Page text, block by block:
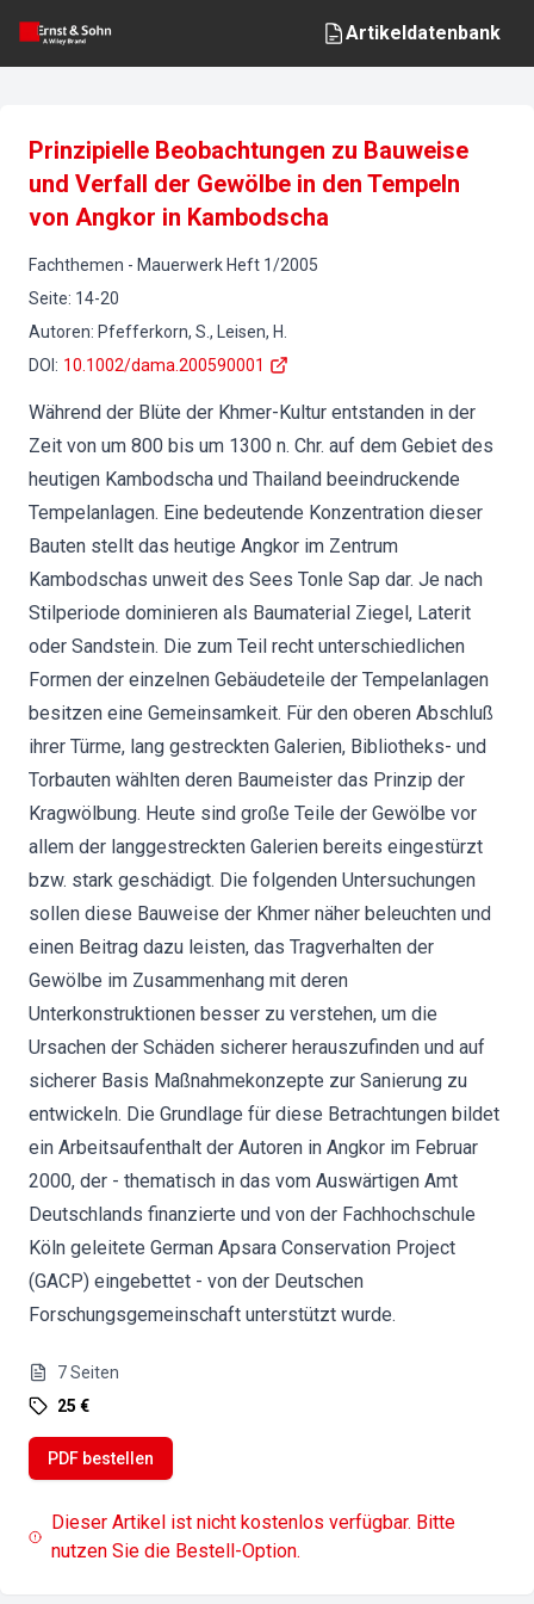
Artikeldatenbank
Prinzipielle Beobachtungen zu Bauweise
und Verfall der Gewölbe in den Tempeln
von Angkor in Kambodscha
Fachthemen - Mauerwerk Heft 1/2005
Seite: 14-20
Autoren: Pfefferkorn, S., Leisen, H.
DOI : 10.1002/dama.200590001
Während der Blüte der Khmer-Kultur entstanden in der
Zeit von um 800 bis um 1300 n. Chr. auf dem Gebiet des
heutigen Kambodscha und Thailand beeindruckende
Tempelanlagen. Eine bedeutende Konzentration dieser
Bauten stellt das heutige Angkor im Zentrum
Kambodschas unweit des Sees Tonle Sap dar. Je nach
Stilperiode dominieren als Baumaterial Ziegel, Laterit
oder Sandstein. Die zum Teil recht unterschiedlichen
Formen der einzelnen Gebäudeteile der Tempelanlagen
besitzen eine Gemeinsamkeit. Für den oberen Abschluß
ihrer Türme, lang gestreckten Galerien, Bibliotheks- und
Torbauten wählten deren Baumeister das Prinzip der
Kragwölbung. Heute sind große Teile der Gewölbe vor
allem der langgestreckten Galerien bereits eingestürzt
bzw. stark geschädigt. Die folgenden Untersuchungen
sollen diese Bauweise der Khmer näher beleuchten und
einen Beitrag dazu leisten, das Tragverhalten der
Gewölbe im Zusammenhang mit deren
Unterkonstruktionen besser zu verstehen, um die
Ursachen der Schäden sicherer herauszufinden und auf
sicherer Basis Maßnahmekonzepte zur Sanierung zu
entwickeln. Die Grundlage für diese Betrachtungen bildet
ein Arbeitsaufenthalt der Autoren in Angkor im Februar
2000, der - thematisch in das vom Auswärtigen Amt
Deutschlands finanzierte und von der Fachhochschule
Köln geleitete German Apsara Conservation Project
(GACP) eingebettet - von der Deutschen
Forschungsgemeinschaft unterstützt wurde.
7Seiten
25 €
PDF bestellen
Dieser Artikel ist nicht kostenlos verfügbar. Bitte
nutzen Sie die Bestell-Option.